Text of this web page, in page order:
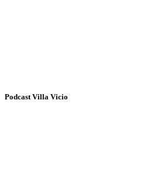
Podcast Villa Vicio